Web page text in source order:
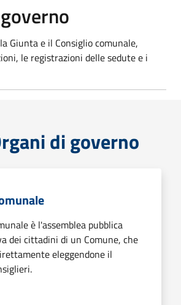
Giunta e il Consiglio comunale,
le registrazioni delle sedute e i
di governo
è l'assemblea pubblica
dei cittadini di un Comune, che
eleggendone il